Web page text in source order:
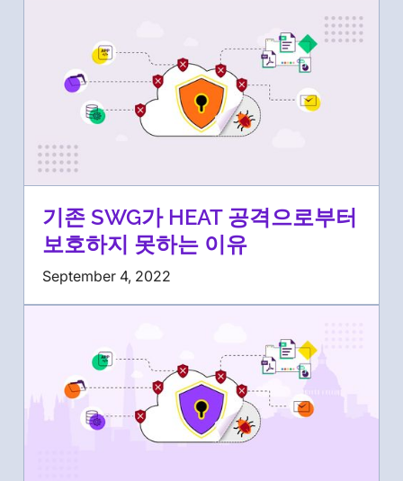
기존 SWG가 HEAT 공격으로부터
보호하지 못하는 이유
September 4, 2022